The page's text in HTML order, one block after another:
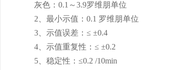
灰色：0.1～3.9罗维朋单位
2、最小示值：0.1 罗维朋单位
3、示值误差：≤ ±0.4
4、示值重复性：≤ ±0.2
5、稳定性：≤0.2 /10min